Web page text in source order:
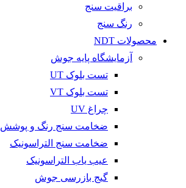
براقیت سنج
رنگ سنج
محصولات NDT
آزمایشگاه پایه جوش
تست بلوک UT
تست بلوک VT
چراغ UV
ضخامت سنج رنگ و پوشش
ضخامت سنج التراسونیک
عیب یاب التراسونیک
گیج بازرسی جوش